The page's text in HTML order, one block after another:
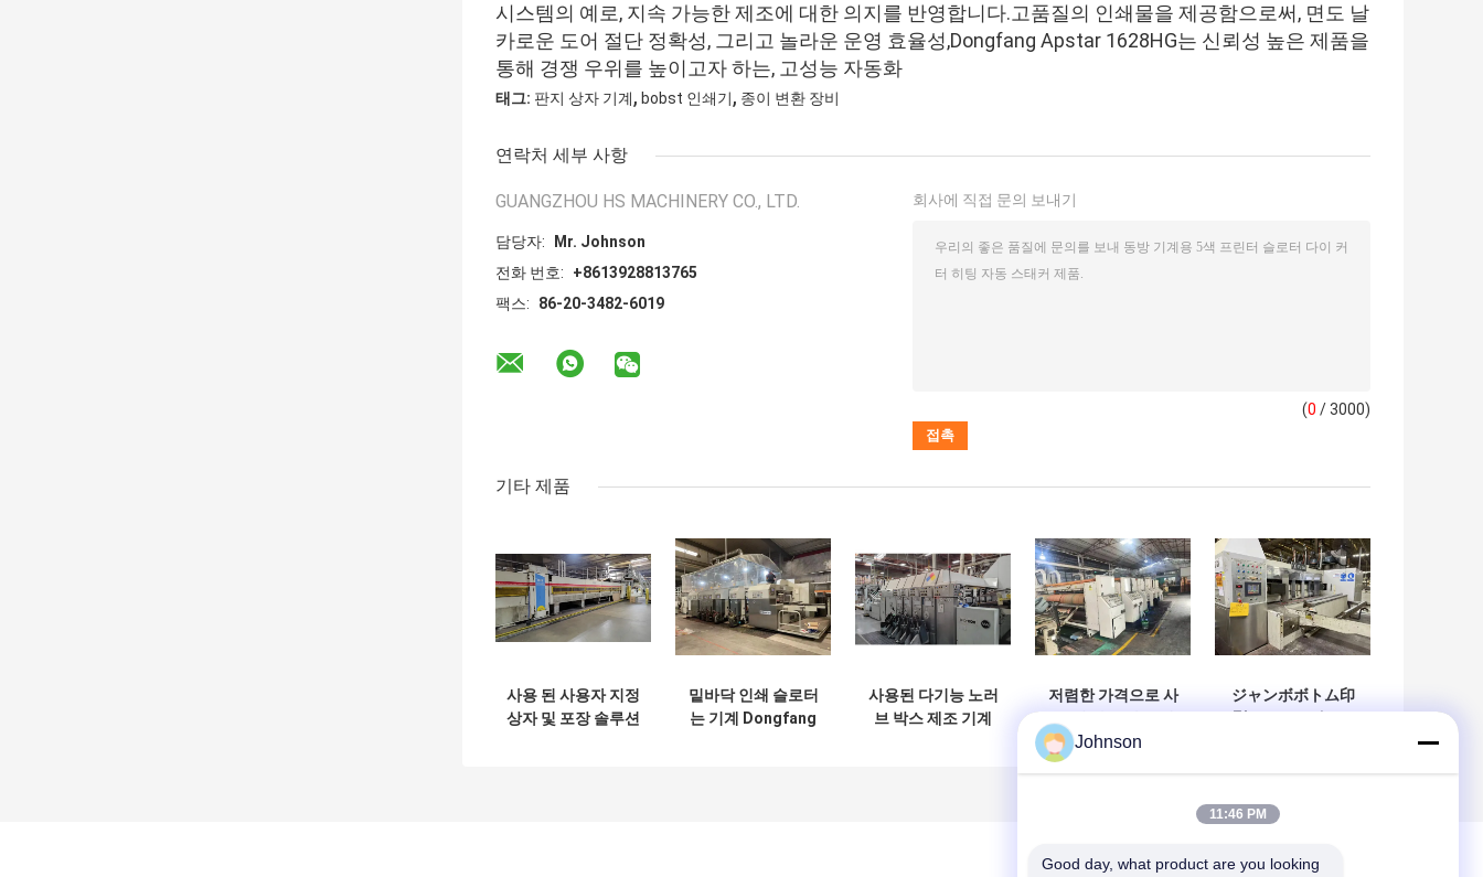
시스템의 예로, 지속 가능한 제조에 대한 의지를 반영합니다.고품질의 인쇄물을 제공함으로써, 면도 날
카로운 도어 절단 정확성, 그리고 놀라운 운영 효율성,Dongfang Apstar 1628HG는 신뢰성 높은 제품을
통해 경쟁 우위를 높이고자 하는, 고성능 자동화
태그: 판지 상자 기계, bobst 인쇄기, 종이 변환 장비
연락처 세부 사항
GUANGZHOU HS MACHINERY CO., LTD.
담당자:
Mr. Johnson
전화 번호:
+8613928813765
팩스:
86-20-3482-6019
회사에 직접 문의 보내기
(0 / 3000)
기타 제품
사용 된 사용자 지정
상자 및 포장 솔루션
밑바닥 인쇄 슬로터
는 기계 Dongfang
사용된 다기능 노러
브 박스 제조 기계
저렴한 가격으로 사
조 기계
ジャンボボトム印
Johnson
11:46 PM
Good day, what product are you looking